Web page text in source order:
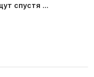
спустя ...